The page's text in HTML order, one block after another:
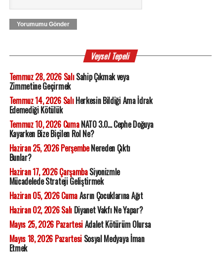
Yorumumu Gönder
Veysel Tepeli
Temmuz 28, 2026 SalıSahip Çıkmak veya
Zimmetine Geçirmek
Temmuz 14, 2026 SalıHerkesin Bildiği Ama İdrak
Edemediği Kötülük
Temmuz 10, 2026 CumaNATO 3.0... Cephe Doğuya
Kayarken Bize Biçilen Rol Ne?
Haziran 25, 2026 PerşembeNereden Çıktı
Bunlar?
Haziran 17, 2026 ÇarşambaSiyonizmle
Mücadelede Strateji Geliştirmek
Haziran 05, 2026 CumaAsrın Çocuklarına Ağıt
Haziran 02, 2026 SalıDiyanet Vakfı Ne Yapar?
Mayıs 25, 2026 PazartesiAdalet Kötürüm Olursa
Mayıs 18, 2026 PazartesiSosyal Medyaya İman
Etmek